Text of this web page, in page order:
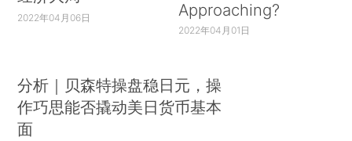
2022年04月06日
Approaching?
2022年04月01日
分析｜贝森特操盘稳日元，操
作巧思能否撬动美日货币基本
面